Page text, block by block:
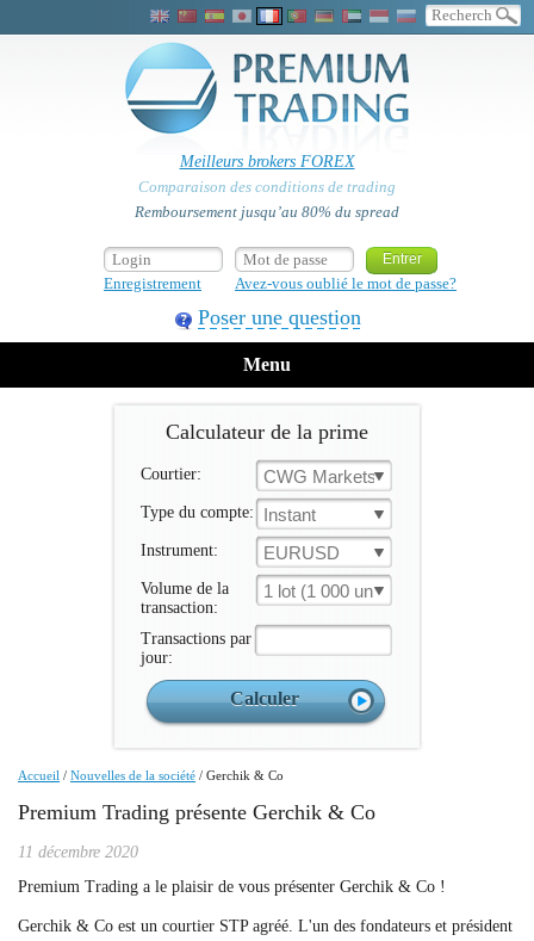
Meilleurs brokers FOREX
Comparaison des conditions de trading
Remboursement jusqu’au 80% du spread
Enregistrement Avez-vous oublié le mot de passe?
Poser une question
Menu
Calculateur de la prime
Courtier: CWG Markets
Type du compte: Instant
Instrument: EURUSD
Volume de la
transaction:
1 lot (1 000 un.)
Transactions par
jour:
Accueil / Nouvelles de la société / Gerchik & Co
Premium Trading présente Gerchik & Co
11 décembre 2020
Premium Trading a le plaisir de vous présenter Gerchik & Co !
Gerchik & Co est un courtier STP agréé. L'un des fondateurs et président